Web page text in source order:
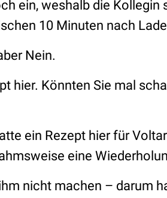
ein, weshalb die Kollegin
10 Minuten nach
Nein.
hier. Könnten Sie mal
ein Rezept hier für
eine
nicht machen – darum